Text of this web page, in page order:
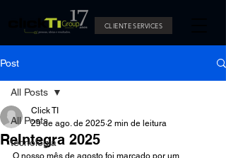
CLIENTE SERVICES
Post
All Posts
tecnologia
All Posts
ReIntegra 2025
Click TI
29 de ago. de 2025 2 min de leitura
O nosso mês de agosto foi marcado por um